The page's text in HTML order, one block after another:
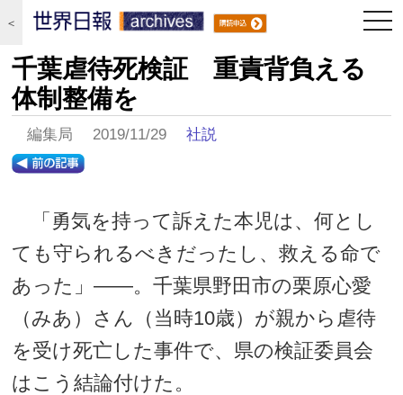
＜
千葉虐待死検証 重責背負える
体制整備を
編集局 2019/11/29社説
「勇気を持って訴えた本児は、何とし
ても守られるべきだったし、救える命で
あった」――。千葉県野田市の栗原心愛
（みあ）さん（当時10歳）が親から虐待
を受け死亡した事件で、県の検証委員会
はこう結論付けた。